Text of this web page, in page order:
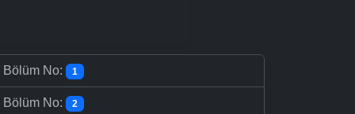
Bölüm No: 1
Bölüm No: 2